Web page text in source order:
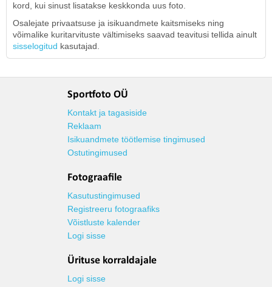
kord, kui sinust lisatakse keskkonda uus foto.
Osalejate privaatsuse ja isikuandmete kaitsmiseks ning
võimalike kuritarvituste vältimiseks saavad teavitusi tellida ainult
sisselogitud kasutajad.
Sportfoto OÜ
Kontakt ja tagasiside
Reklaam
Isikuandmete töötlemise tingimused
Ostutingimused
Fotograafile
Kasutustingimused
Registreeru fotograafiks
Võistluste kalender
Logi sisse
Ürituse korraldajale
Logi sisse